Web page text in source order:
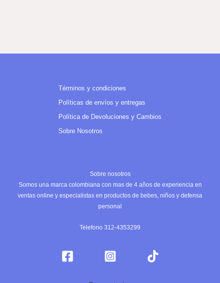
Términos y condiciones
Políticas de envíos y entregas
Política de Devoluciones y Cambios
Sobre Nosotros
Sobre nosotros
Somos una marca colombiana con mas de 4 años de experiencia en
ventas online y especialistas en productos de bebes, niños y defensa
personal
Telefono 312-4353299